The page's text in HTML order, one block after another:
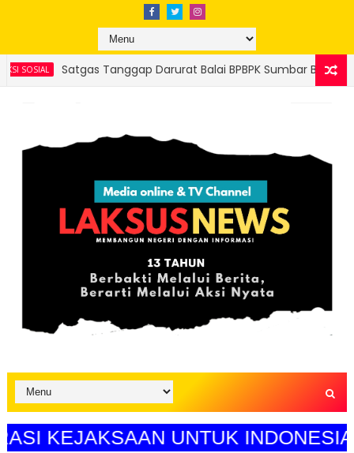
Darurat Balai BPBPK Sumbar Bersama Kementerian
UNTUK INDONESIA